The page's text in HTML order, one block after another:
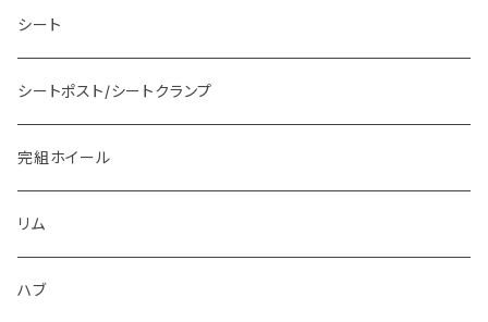
175mm
シート
シートポスト/シートクランプ
完組ホイール
リム
ハブ